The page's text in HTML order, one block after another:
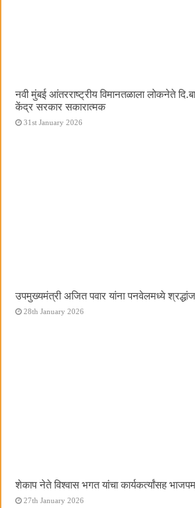
नवी मुंबई आंतरराष्ट्रीय विमानतळाला लोकनेते
केंद्र सरकार सकारात्मक
31st January 2026
उपमुख्यमंत्री अजित पवार यांना पनवेलमध्ये
28th January 2026
शेकाप नेते विश्वास भगत यांचा कार्यकर्त्यांसह
27th January 2026